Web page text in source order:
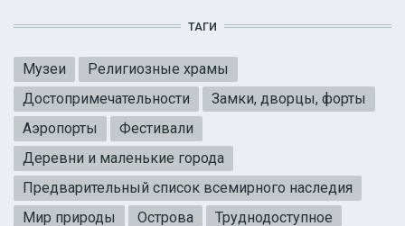
ТАГИ
Музеи
Религиозные храмы
Достопримечательности
Замки, дворцы, форты
Аэропорты
Фестивали
Деревни и маленькие города
Предварительный список всемирного наследия
Мир природы
Острова
Труднодоступное